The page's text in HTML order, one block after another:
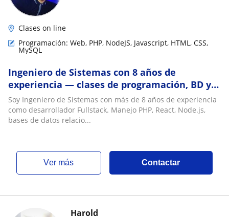
Clases on line
Programación: Web, PHP, NodeJS, Javascript, HTML, CSS,
MySQL
Ingeniero de Sistemas con 8 años de
experiencia — clases de programación, BD y
refuerzo escolar online
Soy Ingeniero de Sistemas con más de 8 años de experiencia
como desarrollador Fullstack. Manejo PHP, React, Node.js,
bases de datos relacio...
ver más Contactar
Harold